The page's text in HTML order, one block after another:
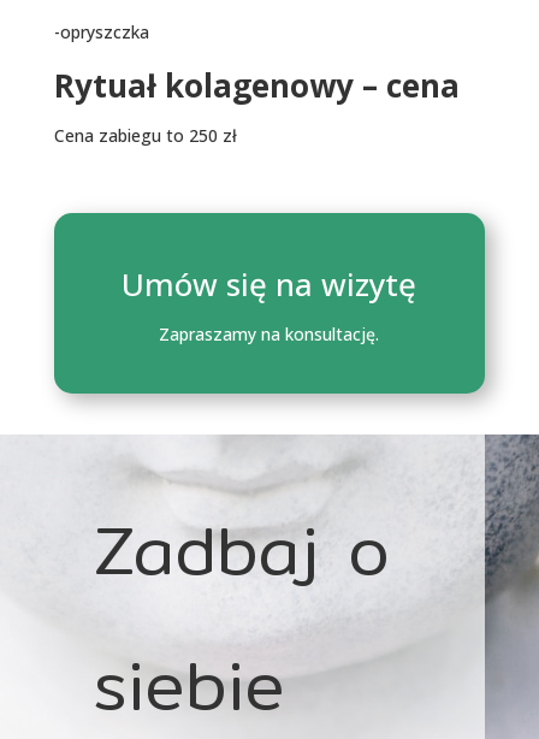
-opryszczka
Rytuał kolagenowy – cena
Cena zabiegu to 250 zł
Umów się na wizytę
Zapraszamy na konsultację.
Zadbaj o
siebie